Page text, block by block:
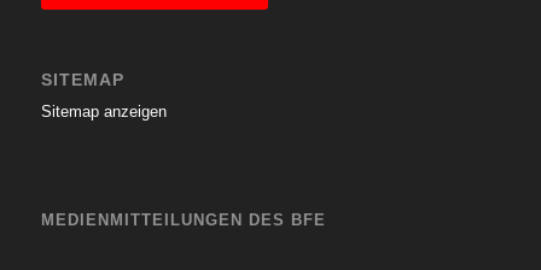
SITEMAP
Sitemap anzeigen
MEDIENMITTEILUNGEN DES BFE